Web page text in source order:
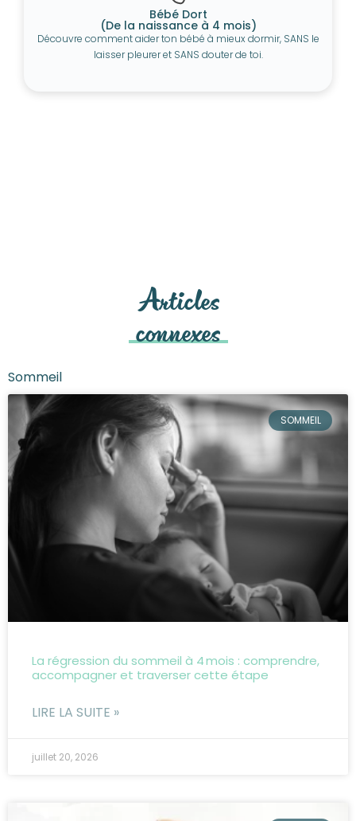
Bébé Dort
(De la naissance à 4 mois)
Découvre comment aider ton bébé à mieux dormir, SANS le
laisser pleurer et SANS douter de toi.
Articles
connexes
Sommeil
SOMMEIL
La régression du sommeil à 4 mois : comprendre,
accompagner et traverser cette étape
LIRE LA SUITE »
juillet 20, 2026